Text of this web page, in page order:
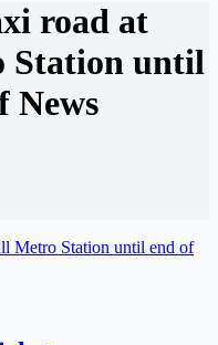
road at
Station until
News
Metro Station until end of